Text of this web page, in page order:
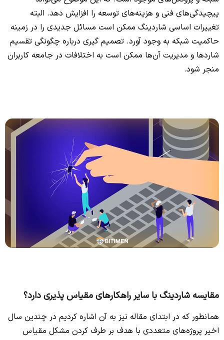
پیچیدگی‌های فنی و هزینه‌های توسعه را افزایش دهد. البته
تغییرات اساسی شاردینگ ممکن است مسائل جدیدی را در زمینه
حاکمیت شبکه به وجود آورد. تصمیم گیری درباره چگونگی تقسیم
شاردها و مدیریت آن‌ها ممکن است به اختلافات در جامعه کاربران
منجر شود.
مقایسه شاردینگ با سایر راهکارهای مقیاس پذیری دارد؟
همانطور که در ابتدای مقاله نیز به آن اشاره کردیم در چندین سال
اخیر پروژه‌های متعددی با هدف بر طرف کردن مشکل مقیاس